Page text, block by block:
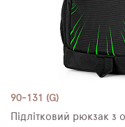
90-131 (G)
Підлітковий рюкзак